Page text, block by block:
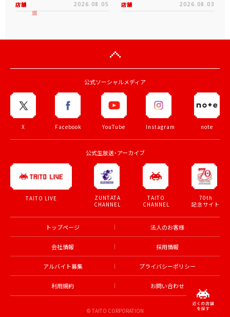
店舗 2026.08.05 店舗 2026.08.03
公式ソーシャルメディア
X Facebook YouTube Instagram note
公式生放送・アーカイブ
TAITO LIVE
ZUNTATA
CHANNEL
TAITO
CHANNEL
70th
記念サイト
トップページ 法人のお客様
会社情報 採用情報
アルバイト募集 プライバシーポリシー
利用規約 お問い合わせ
© TAITO CORPORATION